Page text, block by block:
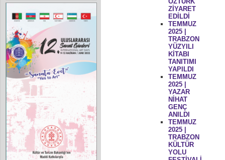
ZİYARET
EDİLDİ
TEMMUZ
2025 |
TRABZON
YÜZYILI
KİTABI
TANITIMI
YAPILDI
TEMMUZ
2025 |
YAZAR
NİHAT
GENÇ
ANILDI
TEMMUZ
2025 |
TRABZON
KÜLTÜR
YOLU